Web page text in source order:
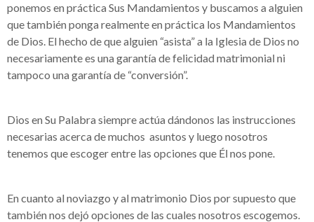
ponemos en práctica Sus Mandamientos y buscamos a alguien
que también ponga realmente en práctica los Mandamientos
de Dios. El hecho de que alguien “asista” a la Iglesia de Dios no
necesariamente es una garantía de felicidad matrimonial ni
tampoco una garantía de “conversión”.
Dios en Su Palabra siempre actúa dándonos las instrucciones
necesarias acerca de muchos asuntos y luego nosotros
tenemos que escoger entre las opciones que Él nos pone.
En cuanto al noviazgo y al matrimonio Dios por supuesto que
también nos dejó opciones de las cuales nosotros escogemos.